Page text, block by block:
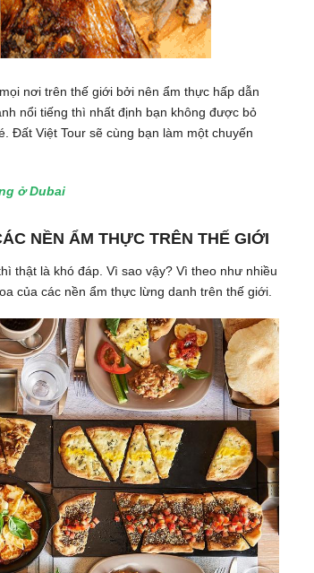
nơi trên thế giới bởi nên ẩm thực hấp dẫn
nổi tiếng thì nhất định bạn không được bỏ
Đất Việt Tour sẽ cùng bạn làm một chuyến
ở Dubai
NỀN ẨM THỰC TRÊN THẾ GIỚI
thật là khó đáp. Vì sao vậy? Vì theo như nhiều
của các nền ẩm thực lừng danh trên thế giới.